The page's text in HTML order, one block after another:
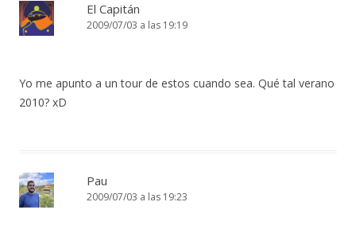
El Capitán
2009/07/03 a las 19:19
Yo me apunto a un tour de estos cuando sea. Qué tal verano
2010? xD
Pau
2009/07/03 a las 19:23